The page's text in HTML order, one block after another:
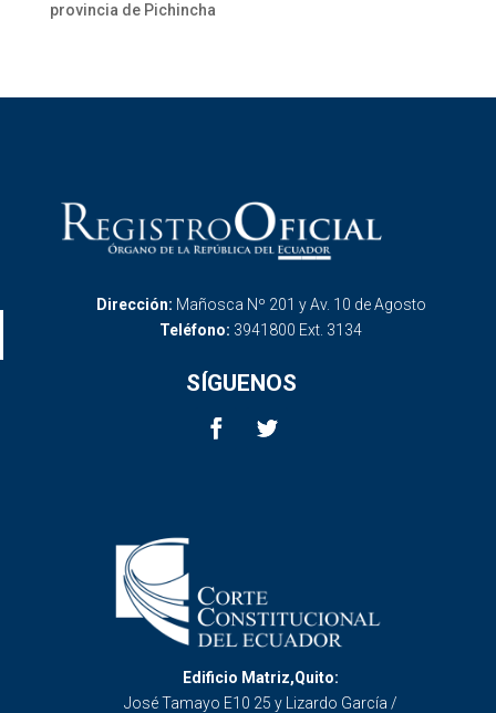
provincia de Pichincha
Dirección: Mañosca Nº 201 y Av. 10 de Agosto
Teléfono: 3941800 Ext. 3134
SÍGUENOS
Edificio Matriz,Quito:
José Tamayo E10 25 y Lizardo García /